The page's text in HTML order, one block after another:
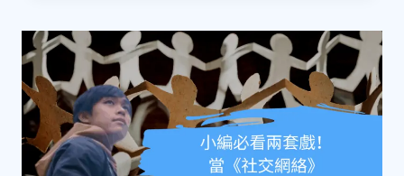
的
方
法？
詳
談
FACEBOOK